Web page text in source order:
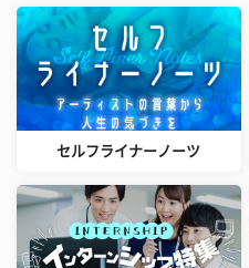
セルフライナーノーツ